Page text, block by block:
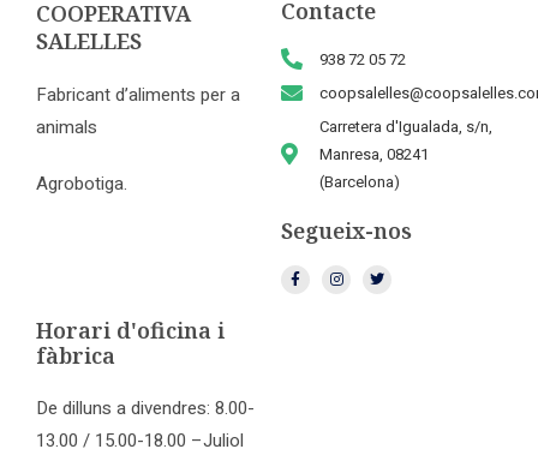
COOPERATIVA
SALELLES
Fabricant d’aliments per a
animals
Agrobotiga.
Contacte
938 72 05 72
Carretera d'Igualada, s/n,
Manresa, 08241
(Barcelona)
Segueix-nos
Horari d'oficina i
fàbrica
De dilluns a divendres: 8.00-
13.00 / 15.00-18.00 –Juliol